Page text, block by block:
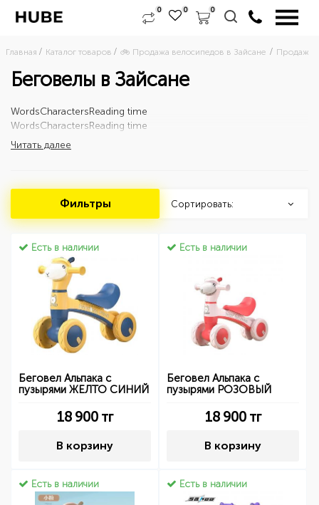
0 0 0
Главная Каталог товаров 🚲 Продажа велосипедов в Зайсане Продажа
Беговелы в Зайсане
WordsCharactersReading time
WordsCharactersReading time
Читать далее
Фильтры Сортировать:
Есть в наличии
Беговел Альпака с
пузырями ЖЕЛТО СИНИЙ
18 900тг
В корзину
Есть в наличии
Беговел Альпака с
пузырями РОЗОВЫЙ
18 900тг
В корзину
Есть в наличии Есть в наличии